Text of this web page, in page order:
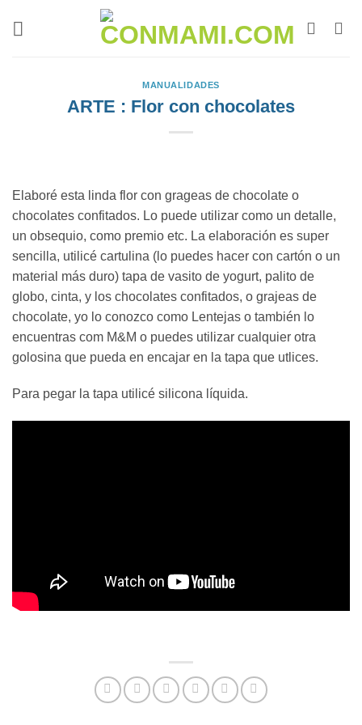
MANUALIDADES
ARTE : Flor con chocolates
Elaboré esta linda flor con grageas de chocolate o
chocolates confitados. Lo puede utilizar como un detalle,
un obsequio, como premio etc. La elaboración es super
sencilla, utilicé cartulina (lo puedes hacer con cartón o un
material más duro) tapa de vasito de yogurt, palito de
globo, cinta, y los chocolates confitados, o grajeas de
chocolate, yo lo conozco como Lentejas o también lo
encuentras com M&M o puedes utilizar cualquier otra
golosina que pueda en encajar en la tapa que utlices.
Para pegar la tapa utilicé silicona líquida.